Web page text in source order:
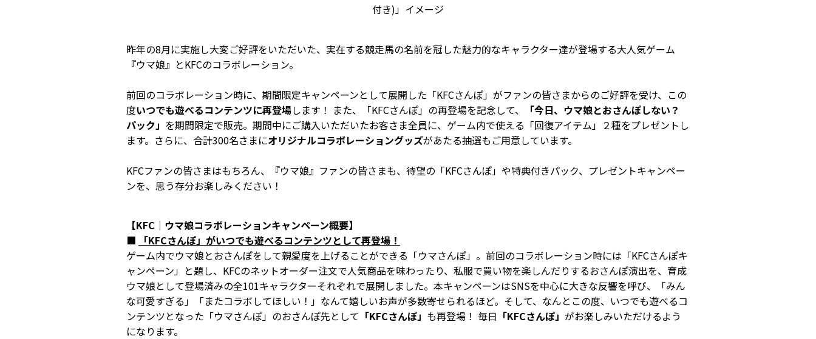
付き)」イメージ
昨年の8月に実施し大変ご好評をいただいた、実在する競走馬の名前を冠した魅力的なキャラクター達が登場する大人気ゲーム
『ウマ娘』とKFCのコラボレーション。
前回のコラボレーション時に、期間限定キャンペーンとして展開した「KFCさんぽ」がファンの皆さまからのご好評を受け、この
度いつでも遊べるコンテンツに再登場します！ また、「KFCさんぽ」の再登場を記念して、
「今日、ウマ娘とおさんぽしない？
パック」 を期間限定で販売。期間中にご購入いただいたお客さま全員に、ゲーム内で使える「回復アイテム」２種をプレゼントし
ます。さらに、合計300名さまにオリジナルコラボレーショングッズがあたる抽選もご用意しています。
KFCファンの皆さまはもちろん、『ウマ娘』ファンの皆さまも、待望の「KFCさんぽ」や特典付きパック、プレゼントキャンペー
ンを、思う存分お楽しみください！
【KFC｜ウマ娘コラボレーションキャンペーン概要】
■
「KFCさんぽ」がいつでも遊べるコンテンツとして再登場！
ゲーム内でウマ娘とおさんぽをして親愛度を上げることができる「ウマさんぽ」。前回のコラボレーション時には「KFCさんぽキ
ャンペーン」と題し、KFCのネットオーダー注文で人気商品を味わったり、私服で買い物を楽しんだりするおさんぽ演出を、育成
ウマ娘として登場済みの全101キャラクターそれぞれで展開しました。本キャンペーンはSNSを中心に大きな反響を呼び、「みん
な可愛すぎる」「またコラボしてほしい！」なんて嬉しいお声が多数寄せられるほど。そして、なんとこの度、いつでも遊べるコ
ンテンツとなった「ウマさんぽ」のおさんぽ先として 「KFCさんぽ」 も再登場！ 毎日 「KFCさんぽ」 がお楽しみいただけるよう
になります。